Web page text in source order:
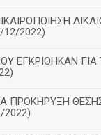
2022)
ΕΓΚΡΙΘΗΚΑΝ ΓΙΑ
ΠΡΟΚΗΡΥΞΗ